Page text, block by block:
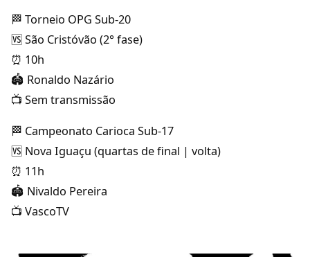
🏁 Torneio OPG Sub-20
🆚 São Cristóvão (2° fase)
⏰ 10h
🏟️ Ronaldo Nazário
📺 Sem transmissão
🏁 Campeonato Carioca Sub-17
🆚 Nova Iguaçu (quartas de final | volta)
⏰ 11h
🏟️ Nivaldo Pereira
📺 VascoTV